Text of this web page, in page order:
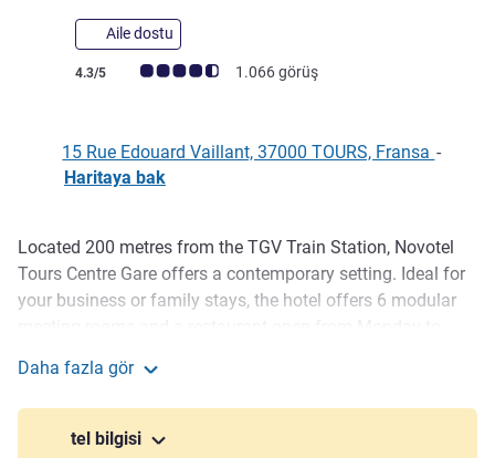
Aile dostu
Avis müşterileri puanı (ALL Puanlama)
4.3/5 1.066 görüş
15 Rue Edouard Vaillant, 37000 TOURS, Fransa -
Haritaya bak
Açıklama
Located 200 metres from the TGV Train Station, Novotel
Tours Centre Gare offers a contemporary setting. Ideal for
your business or family stays, the hotel offers 6 modular
Novotel experience in the heart of Tours.
makes getting around easy, thanks to a private car park
Daha fazla gör
tel bilgisi